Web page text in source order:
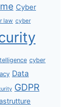
Cyber
law cyber
cyber
Data
GDPR